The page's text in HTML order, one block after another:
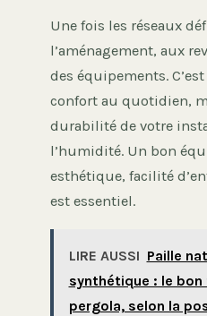
Une fois les réseaux
l’aménagement, aux
des équipements.
confort au quotidien,
durabilité de votre
l’humidité. Un bon
esthétique, facilité
est essentiel.
LIRE AUSSI Paille
synthétique : le
pergola, selon la